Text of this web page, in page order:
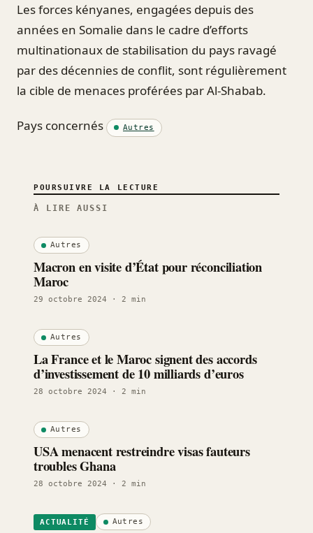
Les forces kényanes, engagées depuis des
années en Somalie dans le cadre d’efforts
multinationaux de stabilisation du pays ravagé
par des décennies de conflit, sont régulièrement
la cible de menaces proférées par Al-Shabab.
Pays concernés Autres
POURSUIVRE LA LECTURE
À LIRE AUSSI
Autres
Macron en visite d’État pour réconciliation
Maroc
29 octobre 2024 · 2 min
Autres
La France et le Maroc signent des accords
d’investissement de 10 milliards d’euros
28 octobre 2024 · 2 min
Autres
USA menacent restreindre visas fauteurs
troubles Ghana
28 octobre 2024 · 2 min
ACTUALITÉ Autres